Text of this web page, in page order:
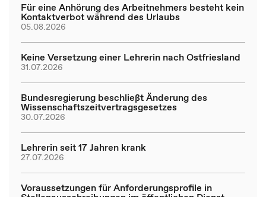
Für eine Anhörung des Arbeitnehmers besteht kein
Kontaktverbot während des Urlaubs
05.08.2026
Keine Versetzung einer Lehrerin nach Ostfriesland
31.07.2026
Bundesregierung beschließt Änderung des
Wissenschaftszeitvertragsgesetzes
30.07.2026
Lehrerin seit 17 Jahren krank
27.07.2026
Voraussetzungen für Anforderungsprofile in